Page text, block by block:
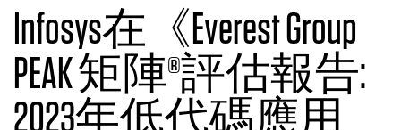
Infosys在《Everest Group
PEAK 矩陣®評估報告:
2023年低代碼應用